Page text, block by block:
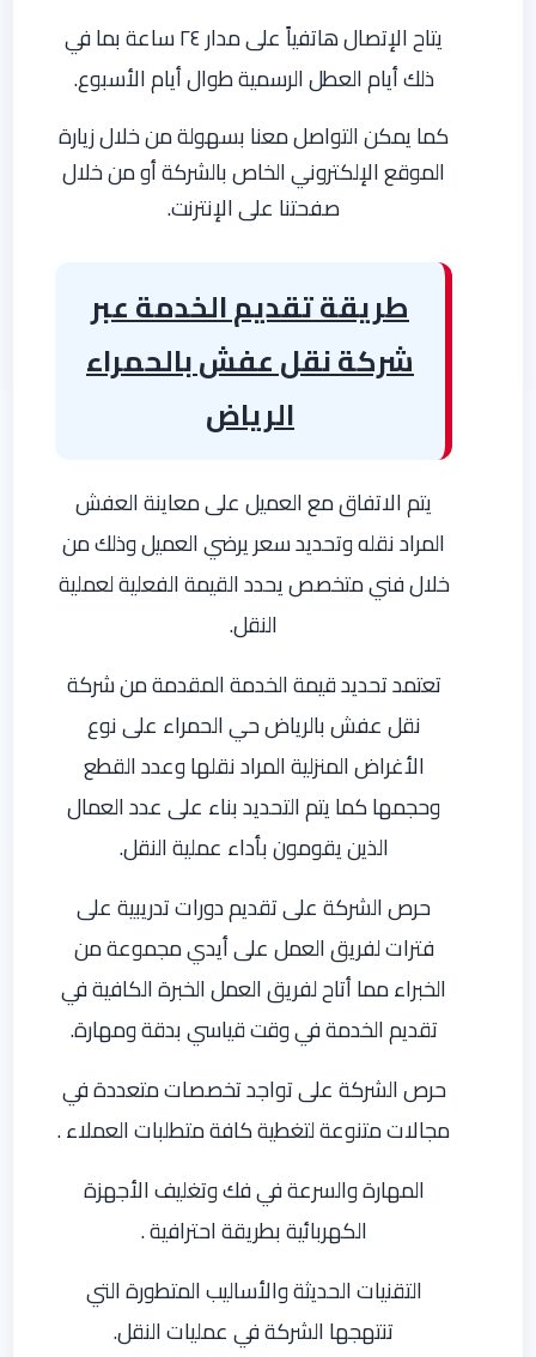
يتاح الإتصال هاتفياً على مدار ٢٤ ساعة بما في
ذلك أيام العطل الرسمية طوال أيام الأسبوع.
كما يمكن التواصل معنا بسهولة من خلال زيارة
الموقع الإلكتروني الخاص بالشركة أو من خلال
صفحتنا على الإنترنت.
طريقة تقديم الخدمة عبر
شركة نقل عفش بالحمراء
الرياض
يتم الاتفاق مع العميل على معاينة العفش
المراد نقله وتحديد سعر يرضي العميل وذلك من
خلال فني متخصص يحدد القيمة الفعلية لعملية
النقل.
تعتمد تحديد قيمة الخدمة المقدمة من شركة
نقل عفش بالرياض حي الحمراء على نوع
الأغراض المنزلية المراد نقلها وعدد القطع
وحجمها كما يتم التحديد بناء على عدد العمال
الذين يقومون بأداء عملية النقل.
حرص الشركة على تقديم دورات تدريبية على
فترات لفريق العمل على أيدي مجموعة من
الخبراء مما أتاح لفريق العمل الخبرة الكافية في
تقديم الخدمة في وقت قياسي بدقة ومهارة.
حرص الشركة على تواجد تخصصات متعددة في
مجالات متنوعة لتغطية كافة متطلبات العملاء .
المهارة والسرعة في فك وتغليف الأجهزة
الكهربائية بطريقة احترافية .
التقنيات الحديثة والأساليب المتطورة التي
تنتهجها الشركة في عمليات النقل.